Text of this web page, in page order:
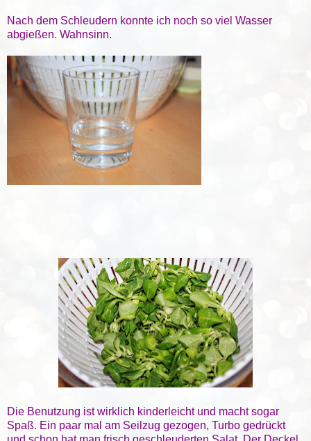
Nach dem Schleudern konnte ich noch so viel Wasser
abgießen. Wahnsinn.
Die Benutzung ist wirklich kinderleicht und macht sogar
Spaß. Ein paar mal am Seilzug gezogen, Turbo gedrückt